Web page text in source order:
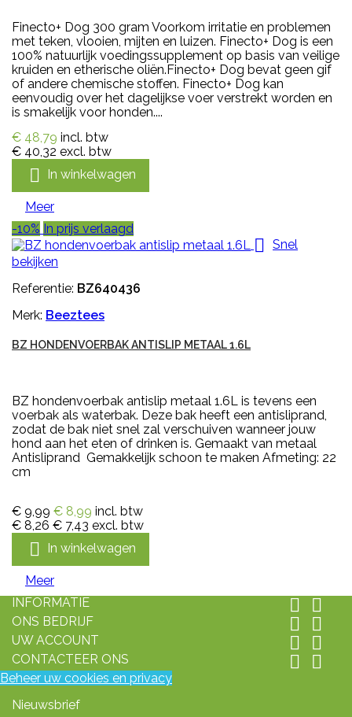
Finecto+ Dog 300 gram Voorkom irritatie en problemen
met teken, vlooien, mijten en luizen. Finecto+ Dog is een
100% natuurlijk voedingssupplement op basis van veilige
kruiden en etherische oliën.Finecto+ Dog bevat geen gif
of andere chemische stoffen. Finecto+ Dog kan
eenvoudig over het dagelijkse voer verstrekt worden en
is smakelijk voor honden....
€ 48,79 incl. btw
€ 40,32 excl. btw
 In winkelwagen
Meer
-10% In prijs verlaagd
 Snel
bekijken
Referentie: BZ640436
Merk: Beeztees
BZ HONDENVOERBAK ANTISLIP METAAL 1.6L
BZ hondenvoerbak antislip metaal 1.6L is tevens een
voerbak als waterbak. Deze bak heeft een antisliprand,
zodat de bak niet snel zal verschuiven wanneer jouw
hond aan het eten of drinken is. Gemaakt van metaal
Antisliprand Gemakkelijk schoon te maken Afmeting: 22
cm
€ 9,99 € 8,99 incl. btw
€ 8,26 € 7,43 excl. btw
 In winkelwagen
Meer
INFORMATIE
 
ONS BEDRIJF  
UW ACCOUNT  
CONTACTEER ONS  
Beheer uw cookies en privacy
Nieuwsbrief